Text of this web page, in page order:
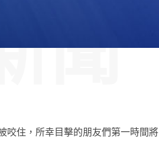
聞
咬住，所幸目擊的朋友們第一時間將